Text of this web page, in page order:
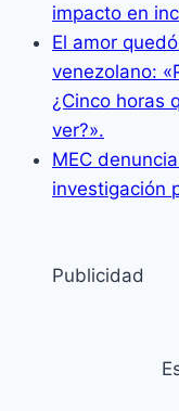
impacto en
El amor
venezolano:
¿Cinco horas
ver?».
MEC
investigación
Publicidad